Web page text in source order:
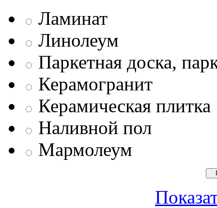
Ламинат
Линолеум
Паркетная доска,
Керамогранит
Керамическая плитка
Наливной пол
Мармолеум